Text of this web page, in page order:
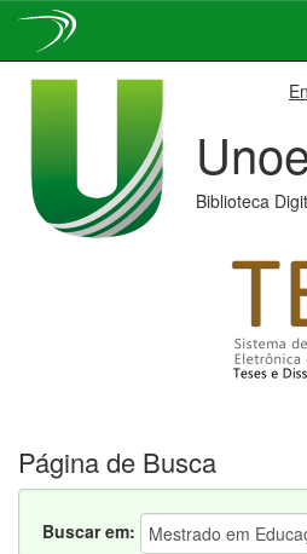
Biblioteca
Página de Busca
Buscar em: